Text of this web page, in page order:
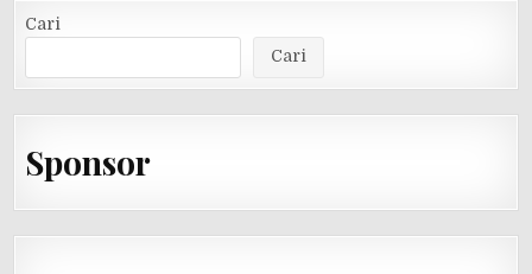
Cari
Cari
Sponsor